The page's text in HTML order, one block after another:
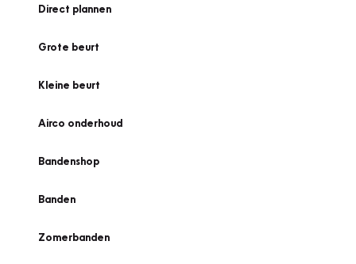
Direct plannen
Grote beurt
Kleine beurt
Airco onderhoud
Bandenshop
Banden
Zomerbanden